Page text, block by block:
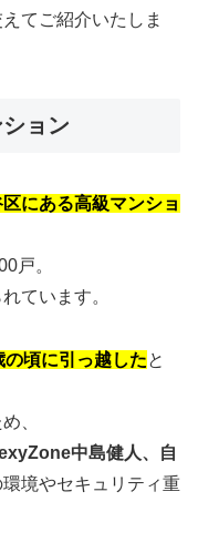
てご紹介いたしま
ョン
にある高級マンショ
戸。
ています。
の頃に引っ越したと
、
中島健人、自
環境やセキュリティ重